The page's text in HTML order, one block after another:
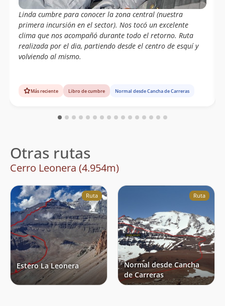
Linda cumbre para conocer la zona central (nuestra
primera incursión en el sector). Nos tocó un excelente
clima que nos acompañó durante todo el retorno. Ruta
realizada por el dia, partiendo desde el centro de esquí y
volviendo al mismo.
Más reciente Libro de cumbre Normal desde Cancha de Carreras
Otras rutas
Cerro Leonera (4.954m)
Ruta
Estero La Leonera
Ruta
Normal desde Cancha
de Carreras